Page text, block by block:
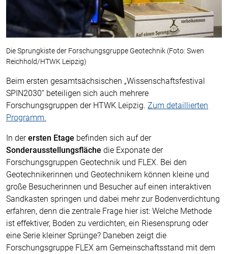
Die Sprungkiste der Forschungsgruppe Geotechnik (Foto: Swen
Reichhold/HTWK Leipzig)
Beim ersten gesamtsächsischen „Wissenschaftsfestival
SPIN2030“ beteiligen sich auch mehrere
Forschungsgruppen der HTWK Leipzig. Zum detaillierten
Programm.
In derersten Etage befinden sich auf der
Sonderausstellungsfläche die Exponate der
Forschungsgruppen Geotechnik und FLEX. Bei den
Geotechnikerinnen und Geotechnikern können kleine und
große Besucherinnen und Besucher auf einen interaktiven
Sandkasten springen und dabei mehr zur Bodenverdichtung
erfahren, denn die zentrale Frage hier ist: Welche Methode
ist effektiver, Boden zu verdichten, ein Riesensprung oder
eine Serie kleiner Sprünge? Daneben zeigt die
Forschungsgruppe FLEX am Gemeinschaftsstand mit dem